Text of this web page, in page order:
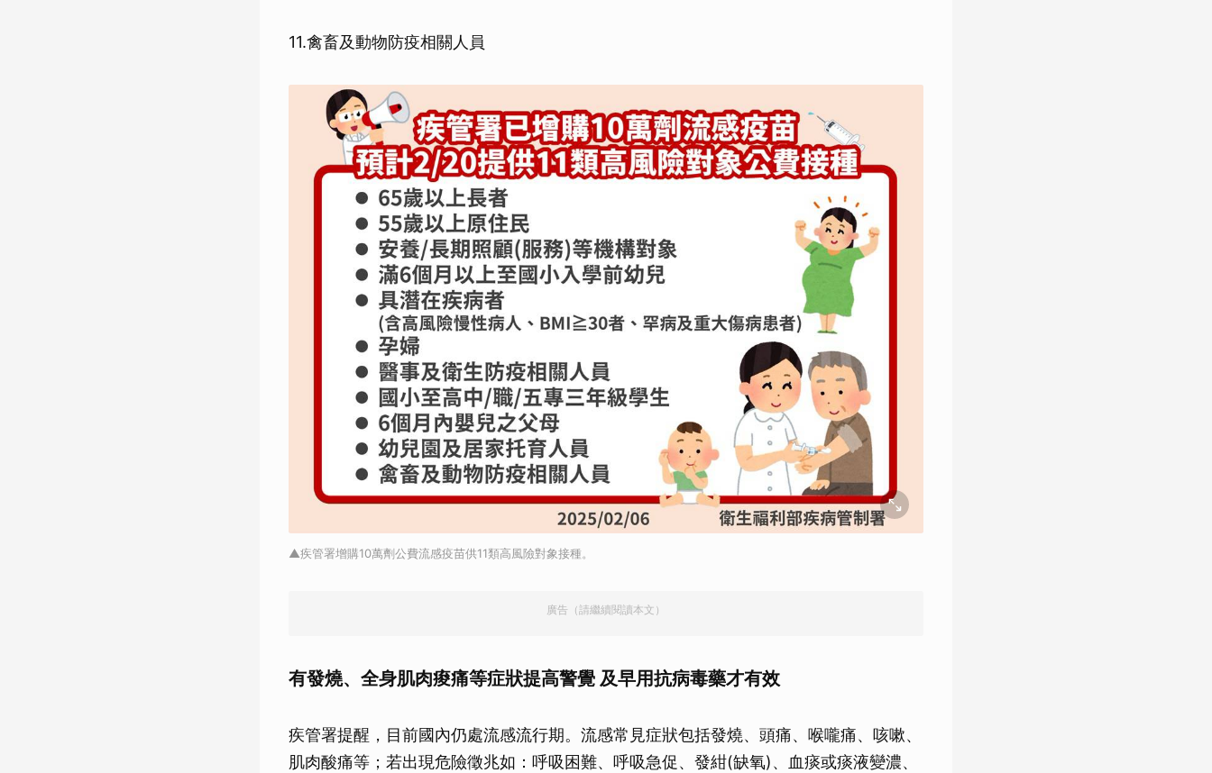
11.禽畜及動物防疫相關人員
▲疾管署增購10萬劑公費流感疫苗供11類高風險對象接種。
廣告（請繼續閱讀本文）
有發燒、全身肌肉痠痛等症狀提高警覺 及早用抗病毒藥才有效
疾管署提醒，目前國內仍處流感流行期。流感常見症狀包括發燒、頭痛、喉嚨痛、咳嗽、
肌肉酸痛等；若出現危險徵兆如：呼吸困難、呼吸急促、發紺(缺氧)、血痰或痰液變濃、